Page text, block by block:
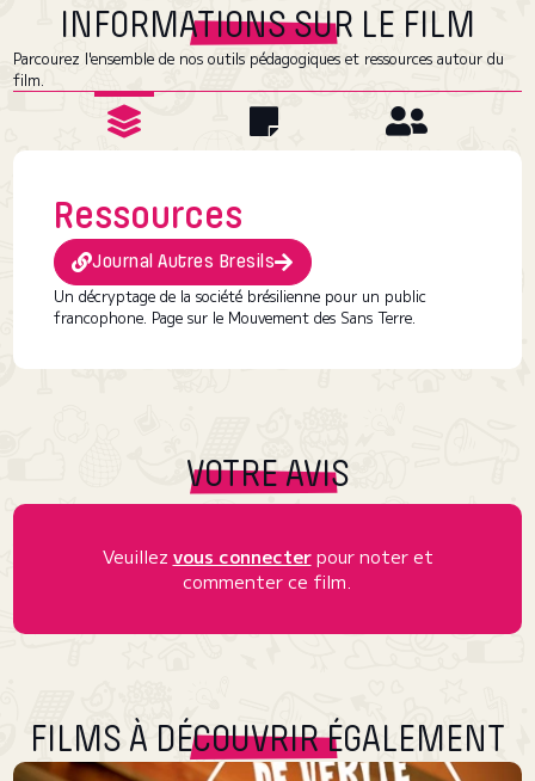
INFORMATIONS SUR LE FILM
Parcourez l'ensemble de nos outils pédagogiques et ressources autour du
film.
Ressources
Journal Autres Bresils
Un décryptage de la société brésilienne pour un public
francophone. Page sur le Mouvement des Sans Terre.
VOTRE AVIS
Veuillez vous connecterpour noter et
commenter ce film.
FILMS À DÉCOUVRIR ÉGALEMENT